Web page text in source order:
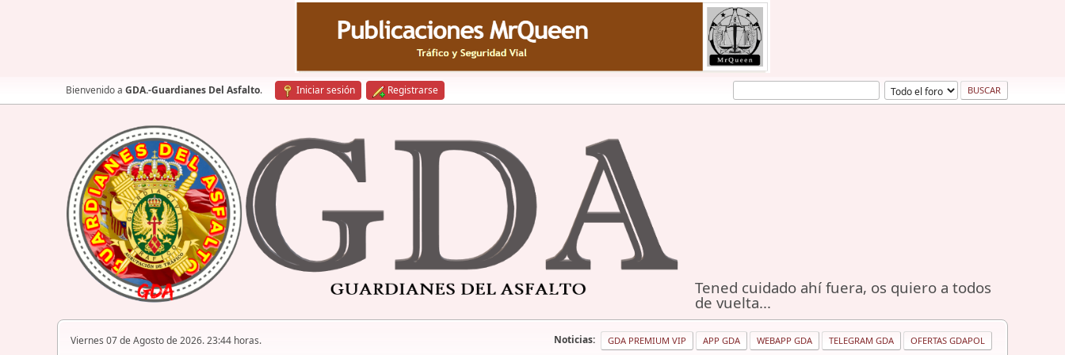
Bienvenido a GDA.-Guardianes Del Asfalto. Iniciar sesión Registrarse
Tened cuidado ahí fuera, os quiero a todos
de vuelta...
Viernes 07 de Agosto de 2026. 23:44 horas. Noticias: GDA PREMIUM VIP APP GDA WEBAPP GDA TELEGRAM GDA OFERTAS GDAPOL